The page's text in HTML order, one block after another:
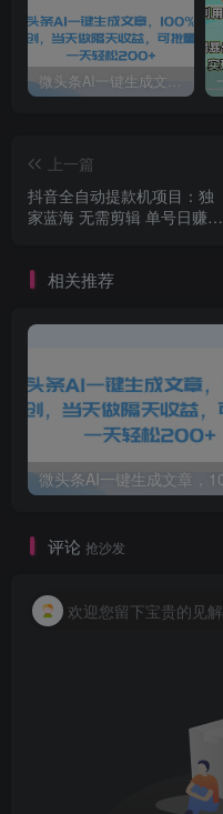
微头条AI一键生成文章，100%过原创，当天做隔天收益，可批量，一天轻松200+
上一篇
抖音全自动提款机项目：独
家蓝海 无需剪辑 单号日赚
相关推荐
评论 抢沙发
欢迎您留下宝贵的见解